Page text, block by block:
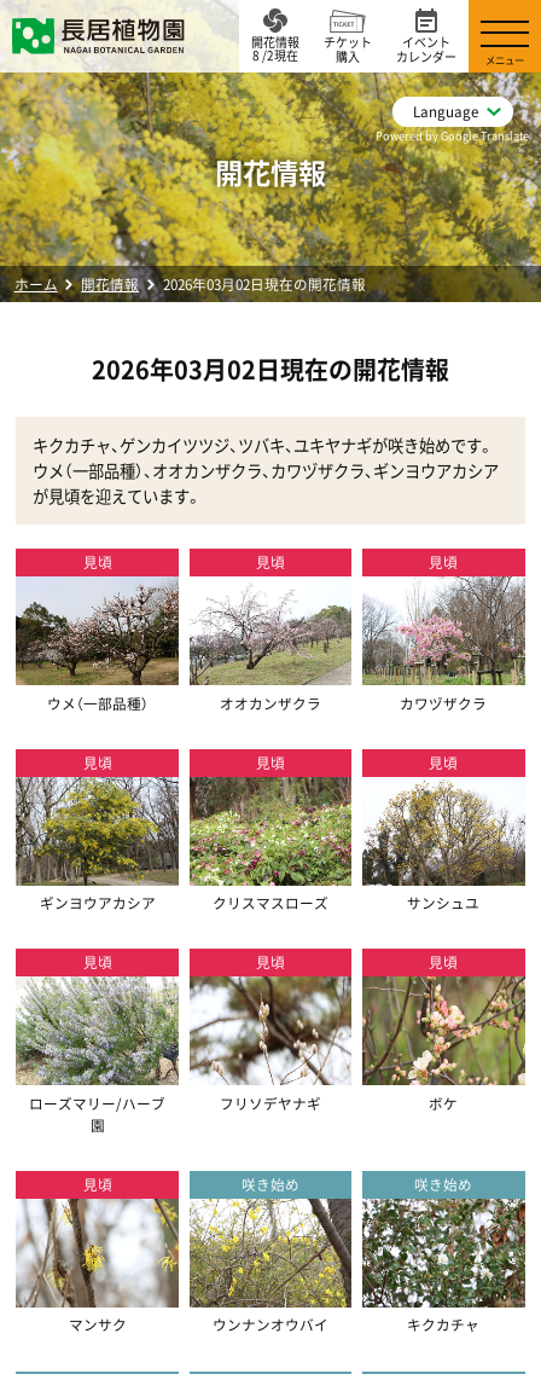
Language
Powered by Google Translate
開花情報
8 /2現在
チケット
購入
イベント
カレンダー
メニュー
開花情報
ホーム 開花情報 2026年03月02日現在の開花情報
2026年03月02日現在の開花情報
キクカチャ、ゲンカイツツジ、ツバキ、ユキヤナギが咲き始めです。
ウメ（一部品種）、オオカンザクラ、カワヅザクラ、ギンヨウアカシア
が見頃を迎えています。
見頃
ウメ（一部品種）
見頃
オオカンザクラ
見頃
カワヅザクラ
見頃
ギンヨウアカシア
見頃
クリスマスローズ
見頃
サンシュユ
見頃
ローズマリー/ハーブ
園
見頃
フリソデヤナギ
見頃
ボケ
見頃
マンサク
咲き始め
ウンナンオウバイ
咲き始め
キクカチャ